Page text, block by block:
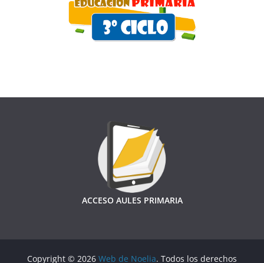
ACCESO AULES PRIMARIA
Copyright © 2026 Web de Noelia. Todos los derechos